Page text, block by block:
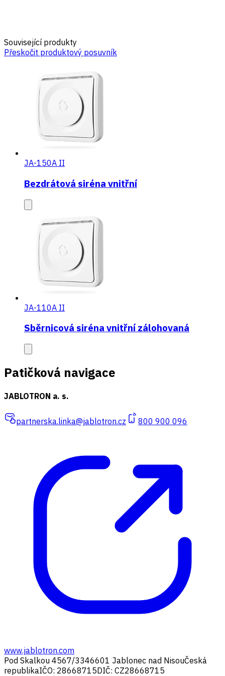
Související produkty
Přeskočit produktový posuvník
JA-150A II
Bezdrátová siréna vnitřní
JA-110A II
Sběrnicová siréna vnitřní zálohovaná
Patičková navigace
JABLOTRON a. s.
partnerska.linka@jablotron.cz 800 900 096
www.jablotron.com
Pod Skalkou 4567/3346601 Jablonec nad NisouČeská
republikaIČO: 28668715DIČ: CZ28668715